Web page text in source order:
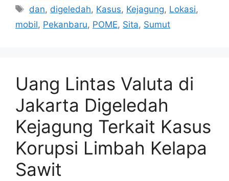
Tag
dan, digeledah, Kasus, Kejagung, Lokasi,
mobil, Pekanbaru, POME, Sita, Sumut
Uang Lintas Valuta di
Jakarta Digeledah
Kejagung Terkait Kasus
Korupsi Limbah Kelapa
Sawit